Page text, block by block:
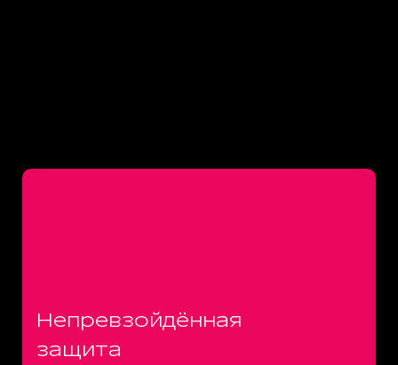
Непревзойдённая
защита